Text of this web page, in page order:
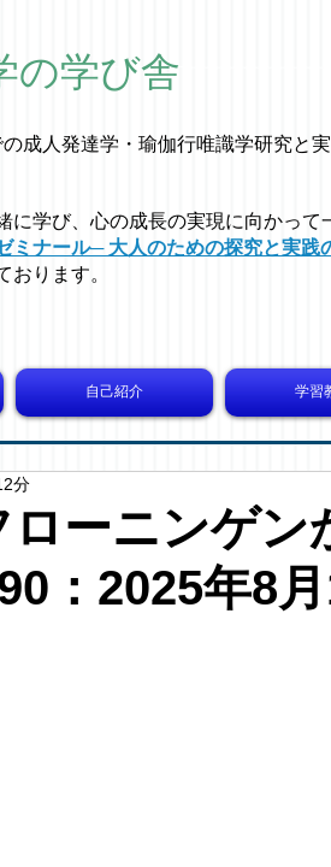
の学び舎
の成人発達学・ 瑜伽行唯識学研究と
に学び、心の成長の実現に向かって
ミナール─ 大人のための探究と実践
おります。
自己紹介 学習
ローニンゲ
：2025年8月
分